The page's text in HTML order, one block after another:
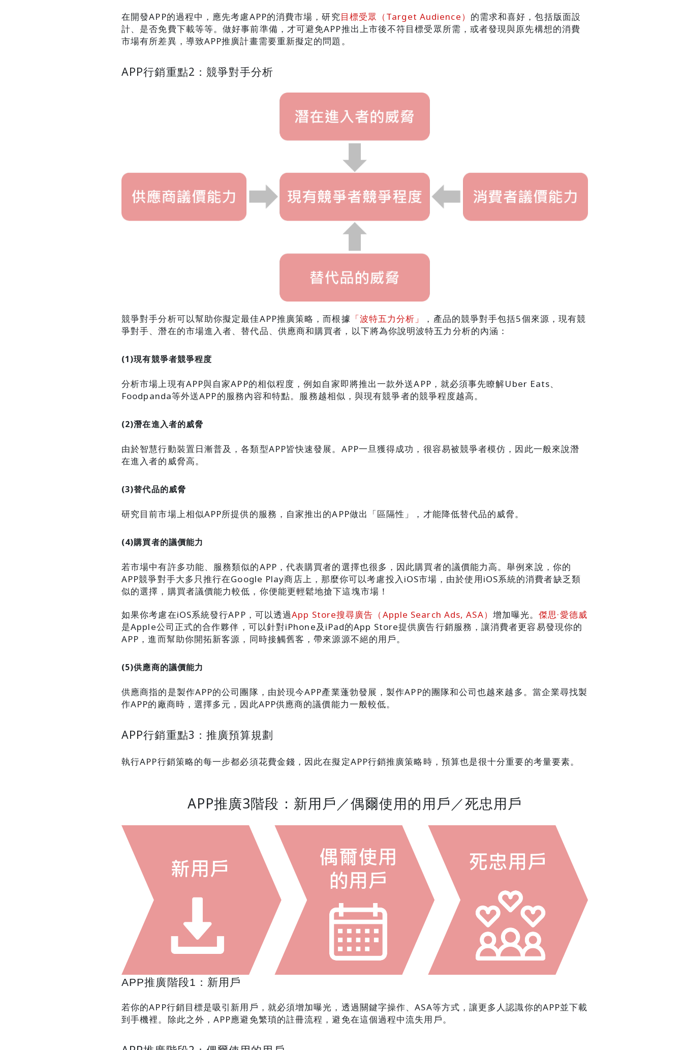
在開發APP的過程中，應先考慮APP的消費市場，研究目標受眾（Target Audience） 的需求和喜好，包括版面設
計、是否免費下載等等。做好事前準備，才可避免APP推出上市後不符目標受眾所需，或者發現與原先構想的消費
市場有所差異，導致APP推廣計畫需要重新擬定的問題。
APP行銷重點2：競爭對手分析
競爭對手分析可以幫助你擬定最佳APP推廣策略，而根據 「波特五力分析」
，產品的競爭對手包括5個來源，現有競
爭對手、潛在的市場進入者、替代品、供應商和購買者，以下將為你說明波特五力分析的內涵：
(1)現有競爭者競爭程度
分析市場上現有APP與自家APP的相似程度，例如自家即將推出一款外送APP，就必須事先瞭解Uber Eats、
Foodpanda等外送APP的服務內容和特點。服務越相似，與現有競爭者的競爭程度越高。
(2)潛在進入者的威脅
由於智慧行動裝置日漸普及，各類型APP皆快速發展。APP一旦獲得成功，很容易被競爭者模仿，因此一般來說潛
在進入者的威脅高。
(3)替代品的威脅
研究目前市場上相似APP所提供的服務，自家推出的APP做出「區隔性」，才能降低替代品的威脅。
(4)購買者的議價能力
若市場中有許多功能、服務類似的APP，代表購買者的選擇也很多，因此購買者的議價能力高。舉例來說，你的
APP競爭對手大多只推行在Google Play商店上，那麼你可以考慮投入iOS市場，由於使用iOS系統的消費者缺乏類
似的選擇，購買者議價能力較低，你便能更輕鬆地搶下這塊市場！
如果你考慮在iOS系統發行APP，可以透過App Store搜尋廣告（Apple Search Ads, ASA） 增加曝光。傑思·愛德威
是Apple公司正式的合作夥伴，可以針對iPhone及iPad的App Store提供廣告行銷服務，讓消費者更容易發現你的
APP，進而幫助你開拓新客源，同時接觸舊客，帶來源源不絕的用戶。
(5)供應商的議價能力
供應商指的是製作APP的公司團隊，由於現今APP產業蓬勃發展，製作APP的團隊和公司也越來越多。當企業尋找製
作APP的廠商時，選擇多元，因此APP供應商的議價能力一般較低。
APP行銷重點3：推廣預算規劃
執行APP行銷策略的每一步都必須花費金錢，因此在擬定APP行銷推廣策略時，預算也是很十分重要的考量要素。
APP推廣3階段：新用戶／偶爾使用的用戶／死忠用戶
APP推廣階段1：新用戶
若你的APP行銷目標是吸引新用戶，就必須增加曝光，透過關鍵字操作、ASA等方式，讓更多人認識你的APP並下載
到手機裡。除此之外，APP應避免繁瑣的註冊流程，避免在這個過程中流失用戶。